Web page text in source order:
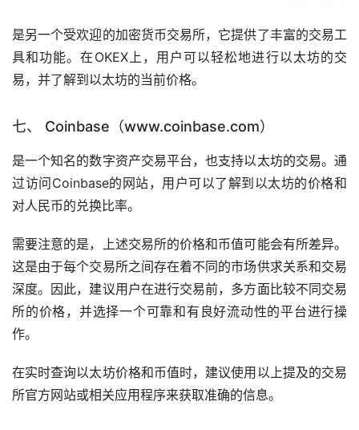
是另一个受欢迎的加密货币交易所，它提供了丰富的交易工
具和功能。在OKEX上，用户可以轻松地进行以太坊的交
易，并了解到以太坊的当前价格。
七、 Coinbase（www.coinbase.com）
是一个知名的数字资产交易平台，也支持以太坊的交易。通
过访问Coinbase的网站，用户可以了解到以太坊的价格和
对人民币的兑换比率。
需要注意的是，上述交易所的价格和币值可能会有所差异。
这是由于每个交易所之间存在着不同的市场供求关系和交易
深度。因此，建议用户在进行交易前，多方面比较不同交易
所的价格，并选择一个可靠和有良好流动性的平台进行操
作。
在实时查询以太坊价格和币值时，建议使用以上提及的交易
所官方网站或相关应用程序来获取准确的信息。